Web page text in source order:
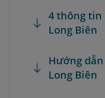
4 thông tin
Long Biên
Hướng
Long Biên